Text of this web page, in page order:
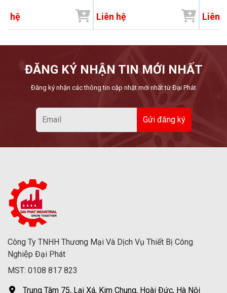
hệ Liên hệ Liên
ĐĂNG KÝ NHẬN TIN MỚI NHẤT
Đăng ký nhận các thông tin cập nhật mới nhất từ Đại Phát
Công Ty TNHH Thương Mại Và Dịch Vụ Thiết Bị Công
Nghiệp Đại Phát
MST: 0108 817 823
Trung Tâm 75, Lai Xá, Kim Chung, Hoài Đức, Hà Nội